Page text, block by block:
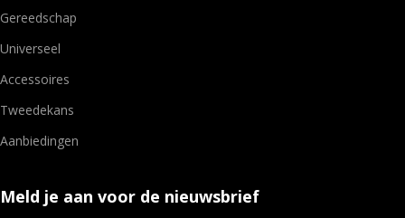
Gereedschap
Universeel
Accessoires
Tweedekans
Aanbiedingen
Meld je aan voor de nieuwsbrief